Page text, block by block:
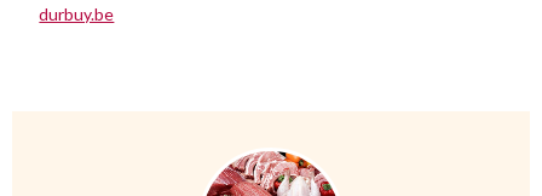
durbuy.be